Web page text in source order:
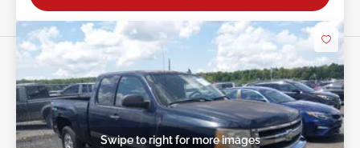
Swipe to right for more images